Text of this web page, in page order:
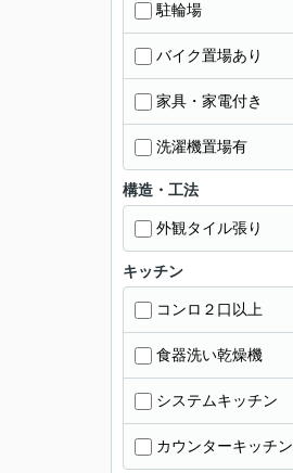
駐輪場
バイク置場あり
家具・家電付き
洗濯機置場有
構造・工法
外観タイル張り
キッチン
コンロ２口以上
食器洗い乾燥機
システムキッチン
カウンターキッチン